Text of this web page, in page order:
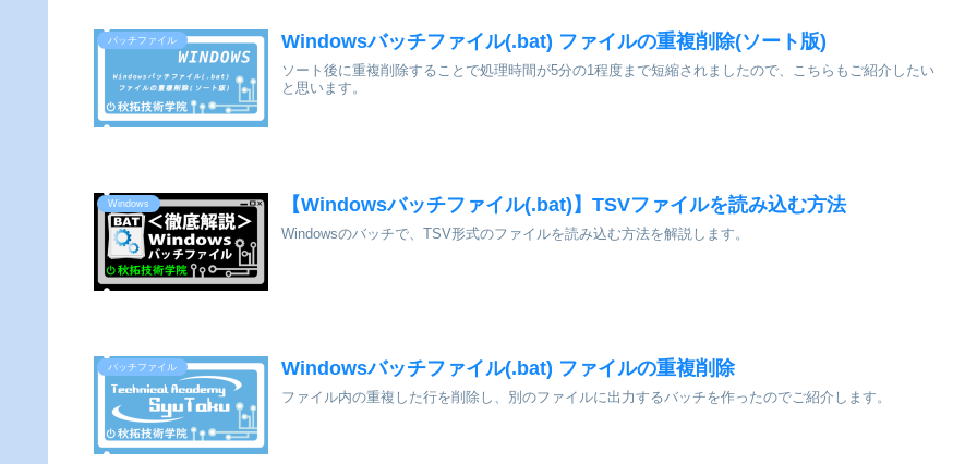
バッチファイル Windowsバッチファイル(.bat) ファイルの重複削除(ソート版)
ソート後に重複削除することで処理時間が5分の1程度まで短縮されましたので、こちらもご紹介したい
と思います。
Windows 【Windowsバッチファイル(.bat)】TSVファイルを読み込む方法
Windowsのバッチで、TSV形式のファイルを読み込む方法を解説します。
バッチファイル Windowsバッチファイル(.bat) ファイルの重複削除
ファイル内の重複した行を削除し、別のファイルに出力するバッチを作ったのでご紹介します。